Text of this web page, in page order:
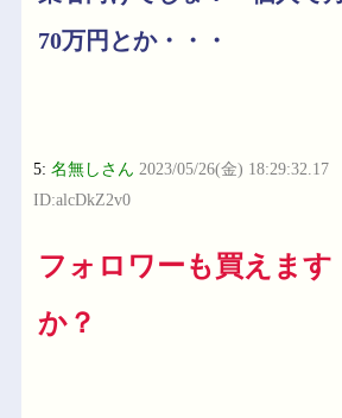
70万円とか・・・
5:名無しさん 2023/05/26(金) 18:29:32.17
ID:alcDkZ2v0
フォロワーも買えます
か？